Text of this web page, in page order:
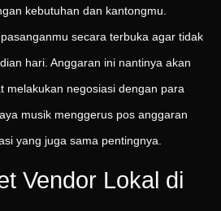
kebutuhan dan kantongmu.
secara terbuka agar tidak
hari. Anggaran ini nantinya akan
melakukan negosiasi dengan para
musik menggerus pos anggaran
yang juga sama pentingnya.
Vendor Lokal di